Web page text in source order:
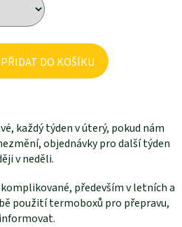
PŘIDAT DO KOŠÍKU
každý týden v úterý, pokud nám
objednávky pro další týden
v neděli.
především v letních a
použití termoboxů pro přepravu,